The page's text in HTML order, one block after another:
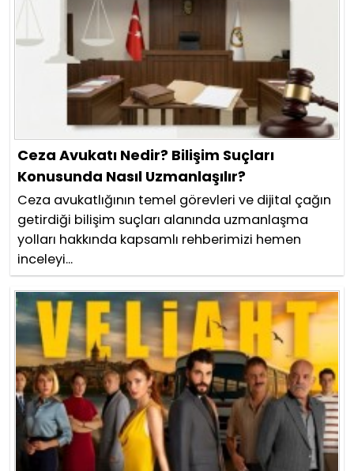
Ceza Avukatı Nedir? Bilişim Suçları
Konusunda Nasıl Uzmanlaşılır?
Ceza avukatlığının temel görevleri ve dijital çağın
getirdiği bilişim suçları alanında uzmanlaşma
yolları hakkında kapsamlı rehberimizi hemen
inceleyi...